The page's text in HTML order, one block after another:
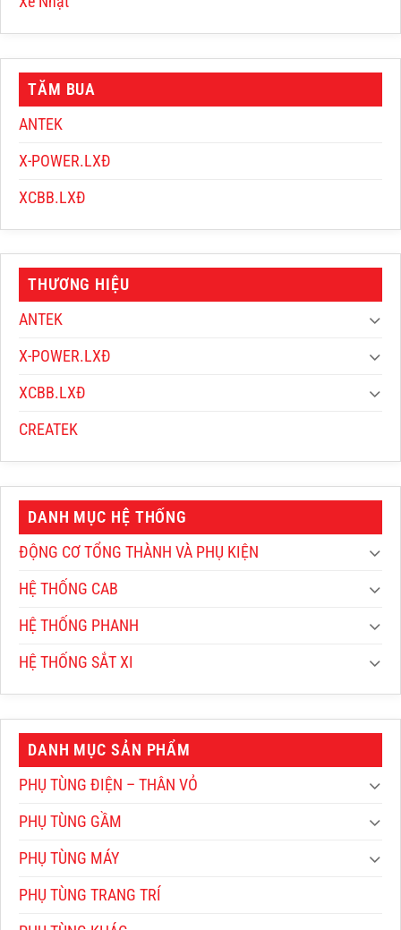
TĂM BUA
ANTEK
X-POWER.LXĐ
XCBB.LXĐ
THƯƠNG HIỆU
ANTEK
X-POWER.LXĐ
XCBB.LXĐ
CREATEK
DANH MỤC HỆ THỐNG
ĐỘNG CƠ TỔNG THÀNH VÀ PHỤ KIỆN
HỆ THỐNG CAB
HỆ THỐNG PHANH
HỆ THỐNG SẮT XI
DANH MỤC SẢN PHẨM
PHỤ TÙNG ĐIỆN – THÂN VỎ
PHỤ TÙNG GẦM
PHỤ TÙNG MÁY
PHỤ TÙNG TRANG TRÍ